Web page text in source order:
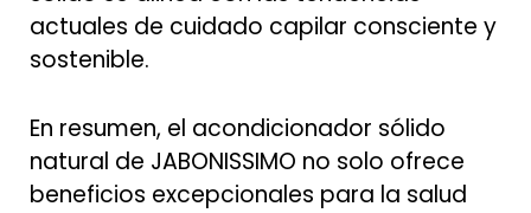
actuales de cuidado capilar consciente y
sostenible.
En resumen, el acondicionador sólido
natural de JABONISSIMO no solo ofrece
beneficios excepcionales para la salud